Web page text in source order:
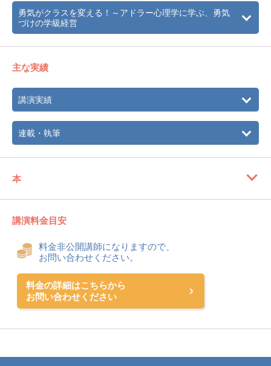
勇気がクラスを変える！～アドラー心理学に学ぶ、勇気
づけの学級経営
主な実績
講演実績
連載・執筆
本
講演料金目安
料金非公開講師になりますので、
お問い合わせください。
料金の詳細はこちらから
お問い合わせください